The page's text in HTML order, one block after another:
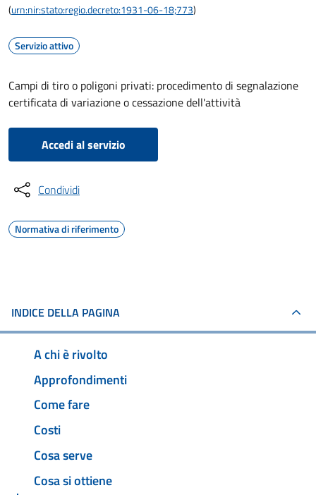
(urn:nir:stato:regio.decreto:1931-06-18;773)
Servizio attivo
Campi di tiro o poligoni privati: procedimento di segnalazione
certificata di variazione o cessazione dell'attività
Accedi al servizio
Condividi
Normativa di riferimento
INDICE DELLA PAGINA
A chi è rivolto
Approfondimenti
Come fare
Costi
Cosa serve
Cosa si ottiene